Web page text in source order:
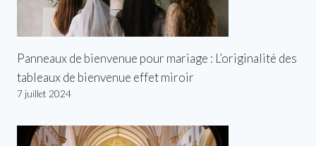
Panneaux de bienvenue pour mariage : L’originalité des
tableaux de bienvenue effet miroir
7 juillet 2024